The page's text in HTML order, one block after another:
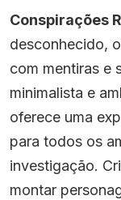
Conspirações
desconhecido,
com mentiras e
minimalista e
oferece uma
para todos os
investigação.
montar